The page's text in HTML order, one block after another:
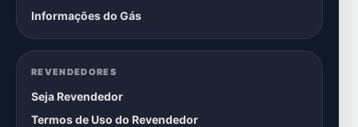
Informações do Gás
REVENDEDORES
Seja Revendedor
Termos de Uso do Revendedor